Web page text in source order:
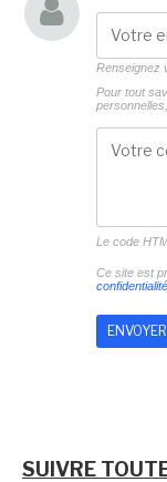
Renseignez
Pour tout
Le code
Ce site est
confidentialité
SUIVRE